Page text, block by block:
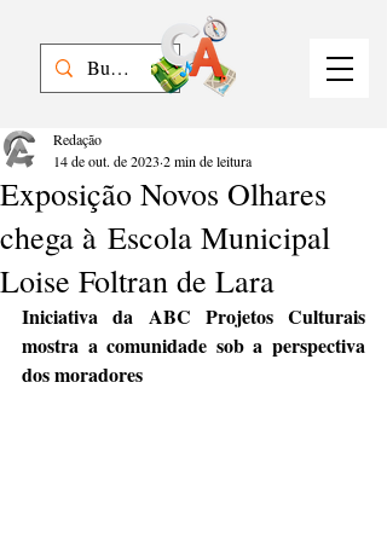
Exposição Novos Olhares
chega à Escola Municipal
Loise Foltran de Lara
Redação
14 de out. de 2023 2 min de leitura
Iniciativa da ABC Projetos Culturais
mostra a comunidade sob a perspectiva
dos moradores